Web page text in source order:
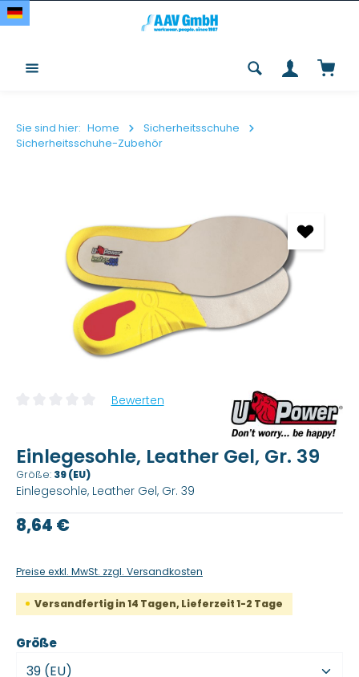
Zum Hauptinhalt springen
Sie sind hier: Home
Sicherheitsschuhe
Sicherheitsschuhe-Zubehör
Durchschnittliche Bewertung von 0 von 5 Sternen
Bewerten
Einlegesohle, Leather Gel, Gr. 39
Größe: 39 (EU)
Einlegesohle, Leather Gel, Gr. 39
Regulärer Preis:
8,64 €
Preise exkl. MwSt. zzgl. Versandkosten
Versandfertig in 14 Tagen, Lieferzeit 1-2 Tage
Größeauswählen